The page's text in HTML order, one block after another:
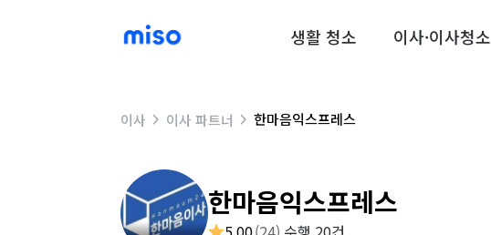
생활 청소 이사·이사청소
이사 이사 파트너 한마음익스프레스
한마음익스프레스